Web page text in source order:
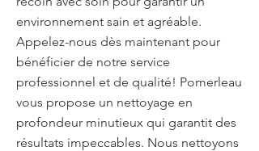
environnement sain et agréable.
Appelez-nous dès maintenant pour
bénéficier de notre service
professionnel et de qualité! Pomerleau
vous propose un nettoyage en
profondeur minutieux qui garantit des
résultats impeccables. Nous nettoyons